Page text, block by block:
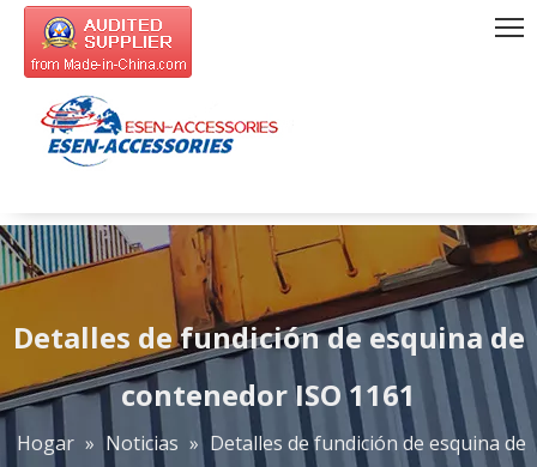
Detalles de fundición de esquina de
contenedor ISO 1161
Hogar » Noticias » Detalles de fundición de esquina de